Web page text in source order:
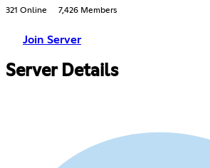
321 Online 7,426 Members
Join Server
Server Details